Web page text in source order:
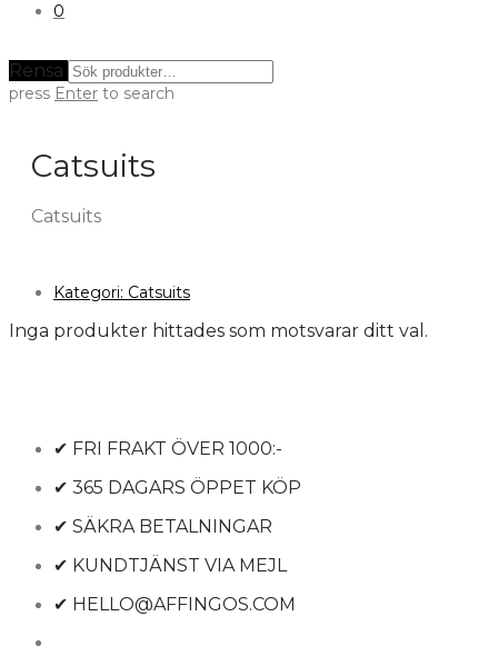
0
Rensa
press Enter to search
Catsuits
Catsuits
Kategori: Catsuits
Inga produkter hittades som motsvarar ditt val.
✔ FRI FRAKT ÖVER 1000:-
✔ 365 DAGARS ÖPPET KÖP
✔ SÄKRA BETALNINGAR
✔ KUNDTJÄNST VIA MEJL
✔ HELLO@AFFINGOS.COM